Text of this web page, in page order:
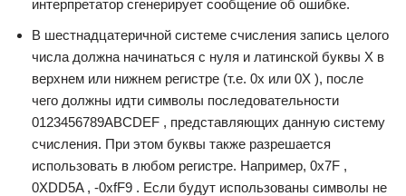
интерпретатор сгенерирует сообщение об ошибке.
В шестнадцатеричной системе счисления запись целого
числа должна начинаться с нуля и латинской буквы X в
верхнем или нижнем регистре (т.е. 0x или 0X ), после
чего должны идти символы последовательности
0123456789ABCDEF , представляющих данную систему
счисления. При этом буквы также разрешается
использовать в любом регистре. Например, 0x7F ,
0XDD5A , -0xfF9 . Если будут использованы символы не